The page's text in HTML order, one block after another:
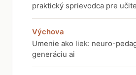
praktický sprievodca pre
Výchova
Umenie ako liek: neuro-
generáciu ai